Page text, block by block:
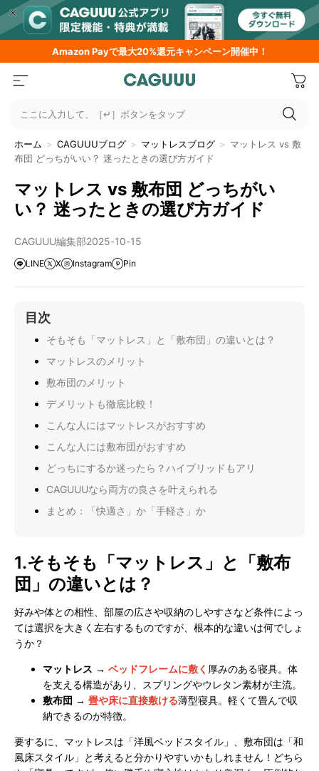
AmazonPayで最大20%還元キャンペーン開催中！
ここに入力して、［↵］ボタンをタップ
ホーム ＞ CAGUUUブログ ＞ マットレスブログ ＞ マットレス vs 敷
布団 どっちがいい？ 迷ったときの選び方ガイド
マットレス vs 敷布団 どっちがい
い？ 迷ったときの選び方ガイド
CAGUUU編集部2025-10-15
LINE X Instagram Pin
目次
そもそも「マットレス」と「敷布団」の違いとは？
マットレスのメリット
敷布団のメリット
デメリットも徹底比較！
こんな人にはマットレスがおすすめ
こんな人には敷布団がおすすめ
どっちにするか迷ったら？ハイブリッドもアリ
CAGUUUなら両方の良さを叶えられる
まとめ：「快適さ」か「手軽さ」か
1.そもそも「マットレス」と「敷布
団」の違いとは？
好みや体との相性、部屋の広さや収納のしやすさなど条件によっ
ては選択を大きく左右するものですが、根本的な違いは何でしょ
うか？
マットレス → ベッドフレームに敷く 厚みのある寝具。体
を支える構造があり、スプリングやウレタン素材が主流。
敷布団 → 畳や床に直接敷ける薄型寝具。軽くて畳んで収
納できるのが特徴。
要するに、マットレスは「洋風ベッドスタイル」、敷布団は「和
風床スタイル」と考えると分かりやすいかもしれません！どちら